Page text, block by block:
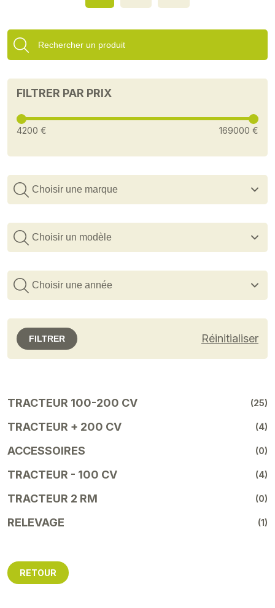
FILTRER PAR PRIX
4200 € 169000 €
Choisir une marque
Choisir un modèle
Choisir une année
FILTRER Réinitialiser
TRACTEUR 100-200 CV (25)
TRACTEUR + 200 CV (4)
ACCESSOIRES (0)
TRACTEUR - 100 CV (4)
TRACTEUR 2 RM (0)
RELEVAGE (1)
RETOUR